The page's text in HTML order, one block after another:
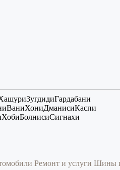
ЗугдидиГардабани
ВаниХониДманисиКаспи
ХобиБолнисиСигнахи
Ремонт и услуги Шины